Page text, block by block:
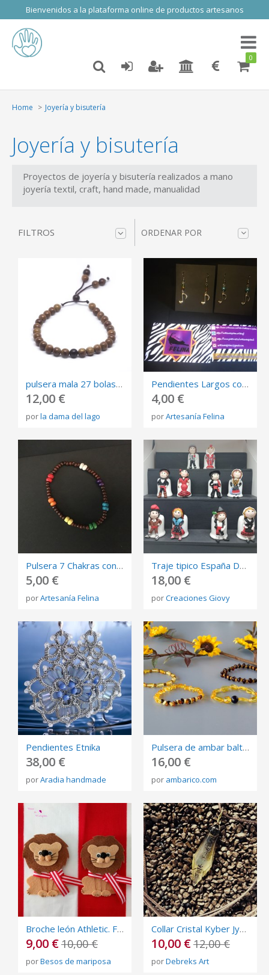
Bienvenidos a la plataforma online de productos artesanos
Toggle
0
Home Joyería y bisutería
Joyería y bisutería
Proyectos de joyería y bisutería realizados a mano
joyería textil, craft, hand made, manualidad
FILTROS ORDENAR POR
pulsera mala 27 bolas de madera terminada en bolas de plata
12,00 €
porla dama del lago
Pendientes Largos con Corchea-Corazón y Cuentas
4,00 €
porArtesanía Felina
Pulsera 7 Chakras con Cuentas de Madera
5,00 €
porArtesanía Felina
Traje tipico España Dedales de coleccion
18,00 €
porCreaciones Giovy
Pendientes Etnika
38,00 €
porAradia handmade
Pulsera de ambar baltico para mujer
16,00 €
por ambarico.com
Broche león Athletic. Final de copa del rey Athletic
9,00 €10,00 €
porBesos de mariposa
Collar Cristal Kyber Jyn Erso
10,00 €12,00 €
porDebreks Art